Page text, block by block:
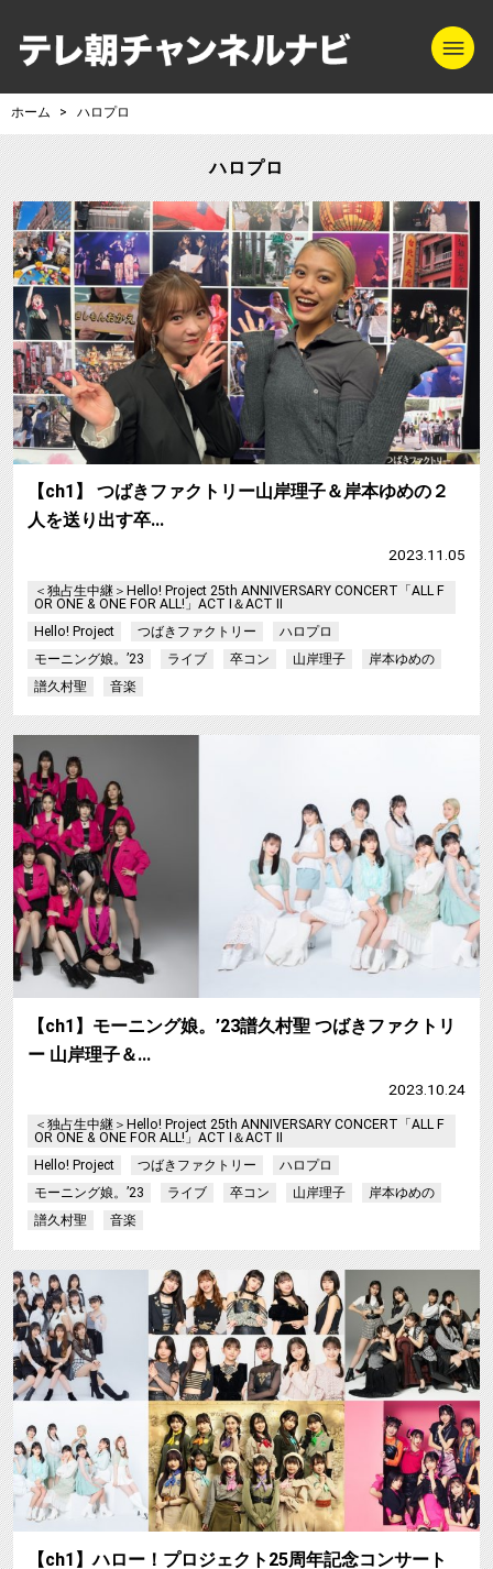
テレ朝チャンネ
ホーム ハロプロ
ハロプロ
【ch1】 つばきファクトリー山岸理子＆岸本ゆめの２
人を送り出す卒…
2023.11.05
＜独占生中継＞Hello! Project 25th ANNIVERSARY CONCERT「ALL F
OR ONE & ONE FOR ALL!」ACT I＆ACT II
Hello! Project
つばきファクトリー
ハロプロ
モーニング娘。’23
ライブ 卒コン 山岸理子
岸本ゆめの
譜久村聖
音楽
【ch1】モーニング娘。’23譜久村聖 つばきファクトリ
ー 山岸理子＆…
2023.10.24
＜独占生中継＞Hello! Project 25th ANNIVERSARY CONCERT「ALL F
OR ONE & ONE FOR ALL!」ACT I＆ACT II
Hello! Project
つばきファクトリー
ハロプロ
モーニング娘。’23
ライブ 卒コン 山岸理子
岸本ゆめの
譜久村聖
音楽
【ch1】ハロー！プロジェクト25周年記念コンサート